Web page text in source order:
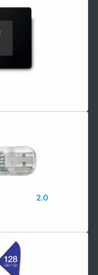
Intenso Rainbow Line 32GB USB Stick 2.0